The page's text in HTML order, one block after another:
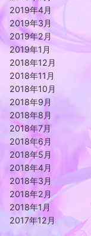
2019年4月
2019年3月
2019年2月
2019年1月
2018年12月
2018年11月
2018年10月
2018年9月
2018年8月
2018年7月
2018年6月
2018年5月
2018年4月
2018年3月
2018年2月
2018年1月
2017年12月